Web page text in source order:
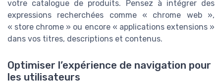
votre catalogue de produits. Pensez à intégrer des
expressions recherchées comme « chrome web »,
« store chrome » ou encore « applications extensions »
dans vos titres, descriptions et contenus.
Optimiser l’expérience de navigation pour
les utilisateurs